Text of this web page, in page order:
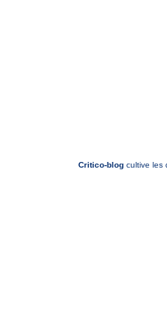
Critico-blog cultive les